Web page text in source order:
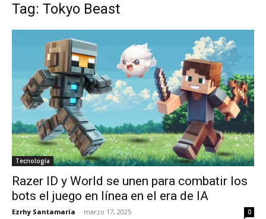
Tag: Tokyo Beast
Tecnología
Razer ID y World se unen para combatir los
bots el juego en línea en el era de IA
Ezrhy Santamaría - marzo 17, 2025 0